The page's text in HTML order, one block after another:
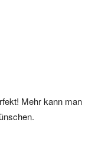
Mehr kann man